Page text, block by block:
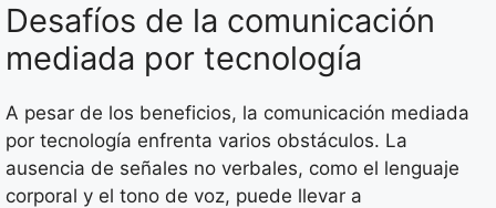
Desafíos de la comunicación
mediada por tecnología
A pesar de los beneficios, la comunicación mediada
por tecnología enfrenta varios obstáculos. La
ausencia de señales no verbales, como el lenguaje
corporal y el tono de voz, puede llevar a